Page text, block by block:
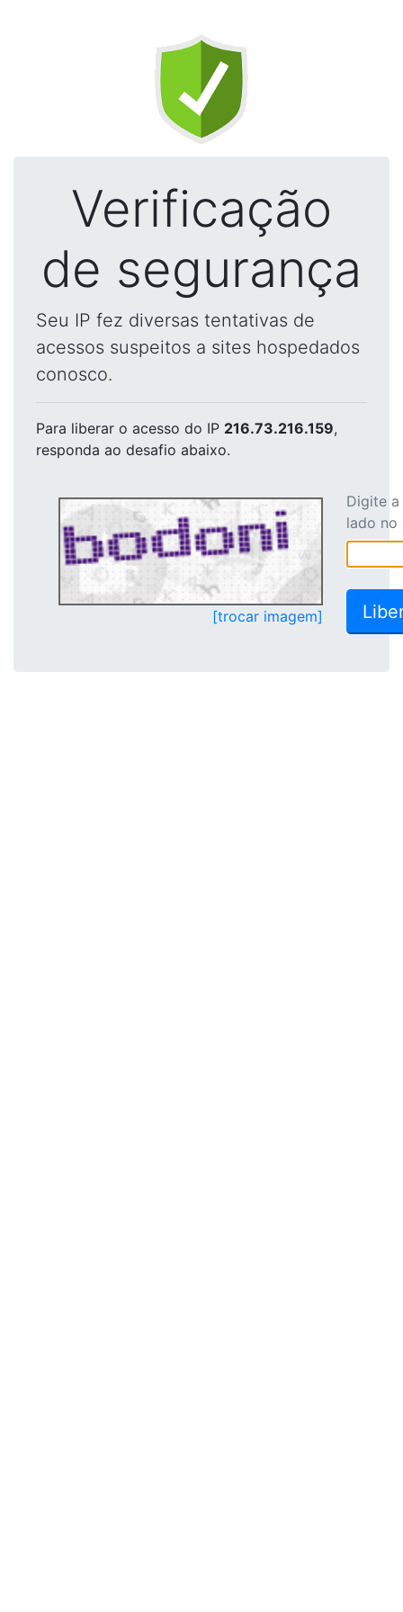
Verificação
de segurança
Seu IP fez diversas tentativas de
acessos suspeitos a sites hospedados
conosco.
Para liberar o acesso do IP 216.73.216.159,
responda ao desafio abaixo.
[trocar imagem]
Digite
lado no